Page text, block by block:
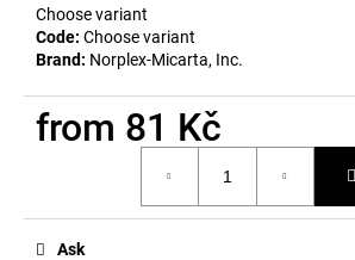
Choose variant
Code: Choose variant
Brand: Norplex-Micarta, Inc.
from 81 Kč
Ask
e
o
m
n